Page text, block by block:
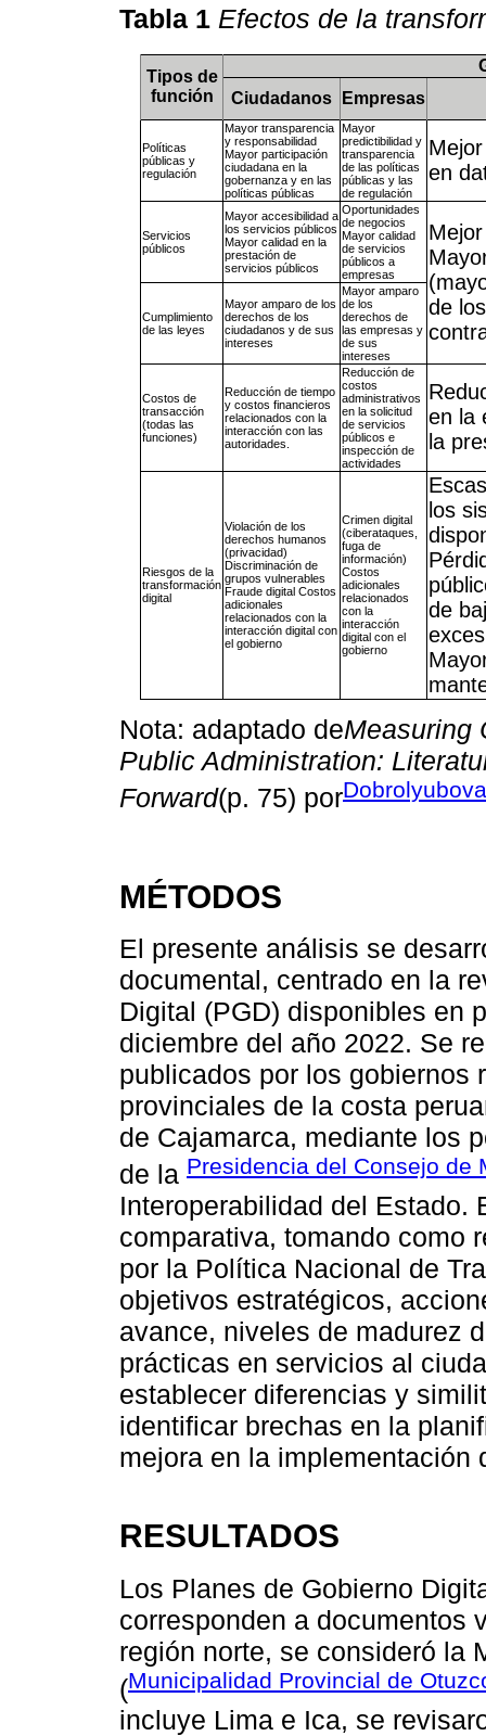
Tabla 1 Efectos de la
Tipos de
función
Ciudadanos
Empresas
Políticas
públicas y
regulación
Mayor transparencia
y responsabilidad
Mayor participación
ciudadana en la
gobernanza y en las
políticas públicas
Mayor
predictibilidad y
transparencia
de las políticas
públicas y las
de regulación
en
Servicios
públicos
Mayor accesibilidad a
los servicios públicos
Mayor calidad en la
prestación de
servicios públicos
Oportunidades
de negocios
Mayor calidad
de servicios
públicos a
empresas
de
Cumplimiento
de las leyes
Mayor amparo de los
derechos de los
ciudadanos y de sus
intereses
Mayor amparo
de los
derechos de
las empresas y
de sus
intereses
Costos de
transacción
(todas las
funciones)
Reducción de tiempo
y costos financieros
relacionados con la
interacción con las
autoridades.
Reducción de
costos
administrativos
en la solicitud
de servicios
públicos e
inspección de
actividades
en la
la
Riesgos de la
transformación
digital
Violación de los
derechos humanos
(privacidad)
Discriminación de
grupos vulnerables
Fraude digital Costos
adicionales
relacionados con la
interacción digital con
el gobierno
Crimen digital
(ciberataques,
fuga de
información)
Costos
adicionales
relacionados
con la
interacción
digital con el
gobierno
los
de
Nota: adaptado deMeasuring
Public Administration:
Forward(p. 75) por
MÉTODOS
El presente análisis se
documental, centrado en la
Digital (PGD) disponibles en
diciembre del año 2022. Se
publicados por los gobiernos
provinciales de la costa
de Cajamarca, mediante los
de la Presidencia del Consejo de
Interoperabilidad del Estado.
comparativa, tomando como
por la Política Nacional de
objetivos estratégicos,
avance, niveles de madurez
prácticas en servicios al
establecer diferencias y
identificar brechas en la
mejora en la implementación
RESULTADOS
Los Planes de Gobierno
corresponden a documentos
región norte, se consideró la
(Municipalidad Provincial de
incluye Lima e Ica, se